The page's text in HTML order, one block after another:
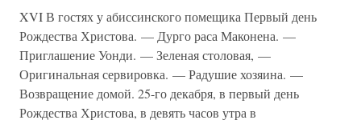
XVI В гостях у абиссинского помещика Первый день
Рождества Христова. — Дурго раса Маконена. —
Приглашение Уонди. — Зеленая столовая, —
Оригинальная сервировка. — Радушие хозяина. —
Возвращение домой. 25-го декабря, в первый день
Рождества Христова, в девять часов утра в